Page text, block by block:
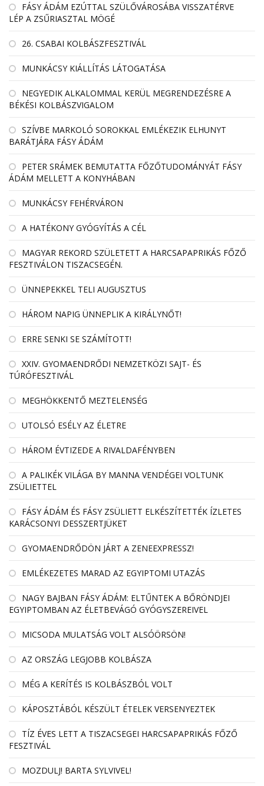
FÁSY ÁDÁM EZÚTTAL SZÜLŐVÁROSÁBA VISSZATÉRVE
LÉP A ZSŰRIASZTAL MÖGÉ
26. CSABAI KOLBÁSZFESZTIVÁL
MUNKÁCSY KIÁLLÍTÁS LÁTOGATÁSA
NEGYEDIK ALKALOMMAL KERÜL MEGRENDEZÉSRE A
BÉKÉSI KOLBÁSZVIGALOM
SZÍVBE MARKOLÓ SOROKKAL EMLÉKEZIK ELHUNYT
BARÁTJÁRA FÁSY ÁDÁM
PETER SRÁMEK BEMUTATTA FŐZŐTUDOMÁNYÁT FÁSY
ÁDÁM MELLETT A KONYHÁBAN
MUNKÁCSY FEHÉRVÁRON
A HATÉKONY GYÓGYÍTÁS A CÉL
MAGYAR REKORD SZÜLETETT A HARCSAPAPRIKÁS FŐZŐ
FESZTIVÁLON TISZACSEGÉN.
ÜNNEPEKKEL TELI AUGUSZTUS
HÁROM NAPIG ÜNNEPLIK A KIRÁLYNŐT!
ERRE SENKI SE SZÁMÍTOTT!
XXIV. GYOMAENDRŐDI NEMZETKÖZI SAJT- ÉS
TÚRÓFESZTIVÁL
MEGHÖKKENTŐ MEZTELENSÉG
UTOLSÓ ESÉLY AZ ÉLETRE
HÁROM ÉVTIZEDE A RIVALDAFÉNYBEN
A PALIKÉK VILÁGA BY MANNA VENDÉGEI VOLTUNK
ZSÜLIETTEL
FÁSY ÁDÁM ÉS FÁSY ZSÜLIETT ELKÉSZÍTETTÉK ÍZLETES
KARÁCSONYI DESSZERTJÜKET
GYOMAENDRŐDÖN JÁRT A ZENEEXPRESSZ!
EMLÉKEZETES MARAD AZ EGYIPTOMI UTAZÁS
NAGY BAJBAN FÁSY ÁDÁM: ELTŰNTEK A BŐRÖNDJEI
EGYIPTOMBAN AZ ÉLETBEVÁGÓ GYÓGYSZEREIVEL
MICSODA MULATSÁG VOLT ALSÓÖRSÖN!
AZ ORSZÁG LEGJOBB KOLBÁSZA
MÉG A KERÍTÉS IS KOLBÁSZBÓL VOLT
KÁPOSZTÁBÓL KÉSZÜLT ÉTELEK VERSENYEZTEK
TÍZ ÉVES LETT A TISZACSEGEI HARCSAPAPRIKÁS FŐZŐ
FESZTIVÁL
MOZDULJ! BARTA SYLVIVEL!